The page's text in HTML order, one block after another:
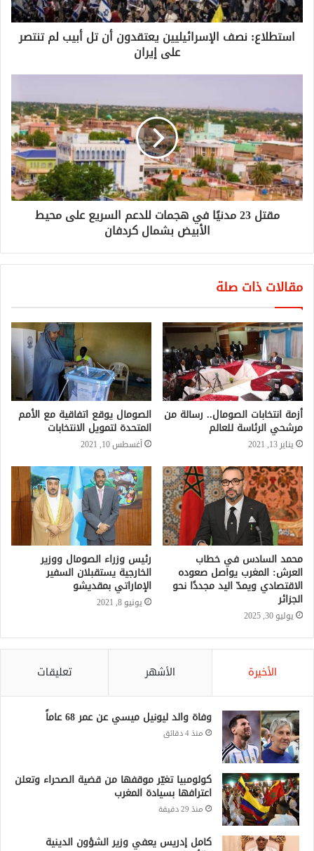
استطلاع: نصف الإسرائيليين يعتقدون أن تل أبيب لم تنتصر
على إيران
مقتل 23 مدنيًا في هجمات للدعم السريع على محيط
الأبيض بشمال كردفان
مقالات ذات صلة
أزمة انتخابات الصومال.. رسالة من
مرشحي الرئاسة للعالم
يناير 13, 2021
الصومال يوقع اتفاقية مع الأمم
المتحدة لتمويل الانتخابات
أغسطس 10, 2021
محمد السادس في خطاب
العرش: المغرب يواصل صعوده
الاقتصادي ويمدّ اليد مجددًا نحو
الجزائر
يوليو 30, 2025
رئيس وزراء الصومال ووزير
الخارجية يستقبلان السفير
الإماراتي بمقديشو
يونيو 8, 2021
الأخيرة الأشهر تعليقات
وفاة والد ليونيل ميسي عن عمر 68 عاماً
منذ 4 دقائق
كولومبيا تغيّر موقفها من قضية الصحراء وتعلن
اعترافها بسيادة المغرب
منذ 29 دقيقة
كامل إدريس يعفي وزير الشؤون الدينية